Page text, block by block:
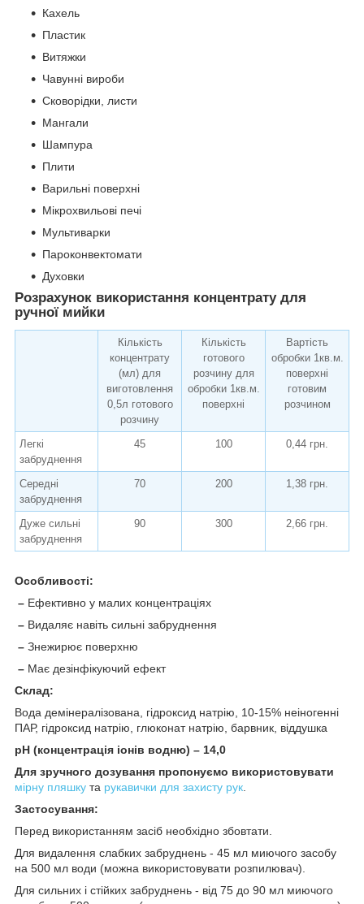
Кахель
Пластик
Витяжки
Чавунні вироби
Сковорідки, листи
Мангали
Шампура
Плити
Варильні поверхні
Мікрохвильові печі
Мультиварки
Пароконвектомати
Духовки
Розрахунок використання концентрату для
ручної мийки
Кількість
концентрату
(мл) для
виготовлення
0,5л готового
розчину
Кількість
готового
розчину для
обробки 1кв.м.
поверхні
Вартість
обробки 1кв.м.
поверхні
готовим
розчином
Легкі
забруднення
45 100 0,44 грн.
Середні
забруднення
70 200 1,38 грн.
Дуже сильні
забруднення
90 300 2,66 грн.
Особливості:
– Ефективно у малих концентраціях
– Видаляє навіть сильні забруднення
– Знежирює поверхню
– Має дезінфікуючий ефект
Склад:
Вода демінералізована, гідроксид натрію, 10-15% неіногенні
ПАР, гідроксид натрію, глюконат натрію, барвник, віддушка
рН (концентрація іонів водню) – 14,0
Для зручного дозування пропонуємо використовувати
мірну пляшку та рукавички для захисту рук
Застосування:
Перед використанням засіб необхідно збовтати.
Для видалення слабких забруднень - 45 мл миючого засобу
на 500 мл води (можна використовувати розпилювач).
Для сильних і стійких забруднень - від 75 до 90 мл миючого